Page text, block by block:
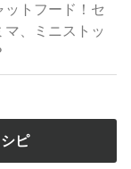
ットフード！セ
、ミニストッ
ピ